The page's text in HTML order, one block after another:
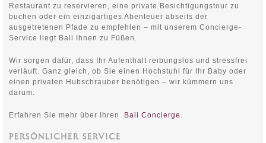
Restaurant zu reservieren, eine private Besichtigungstour zu
buchen oder ein einzigartiges Abenteuer abseits der
ausgetretenen Pfade zu empfehlen – mit unserem Concierge-
Service liegt Bali Ihnen zu Füßen.
Wir sorgen dafür, dass Ihr Aufenthalt reibungslos und stressfrei
verläuft. Ganz gleich, ob Sie einen Hochstuhl für Ihr Baby oder
einen privaten Hubschrauber benötigen – wir kümmern uns
darum.
Erfahren Sie mehr über Ihren Bali Concierge .
PERSÖNLICHER SERVICE